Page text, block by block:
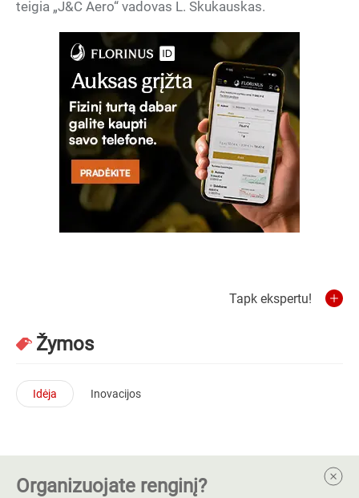
teigia „J&C Aero“ vadovas L. Skukauskas.
Tapk ekspertu!
Žymos
Idėja Inovacijos
Organizuojate renginį?